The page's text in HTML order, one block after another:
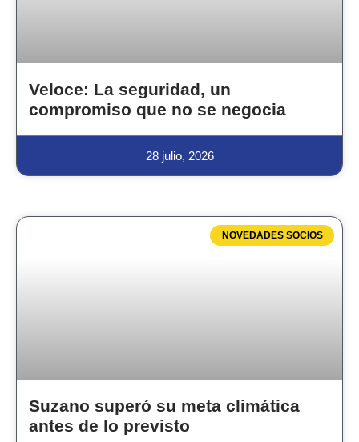
Veloce: La seguridad, un
compromiso que no se negocia
28 julio, 2026
NOVEDADES SOCIOS
Suzano superó su meta climática
antes de lo previsto